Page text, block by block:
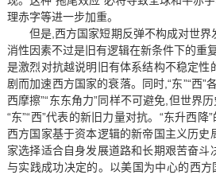
理赤字等进一步加重。
但是,西方国家短期反弹不构成对世
消性因素不过是旧有逻辑在新条件下的重
是激烈对抗越说明旧有体系结构不稳定性
剧而加速西方国家的衰落。同时,“东”“西”
西摩擦”“东东角力”同样不可避免,但世界
“东”“西”代表的新旧力量对抗。“东升西
西方国家基于资本逻辑的新帝国主义历史
家选择适合自身发展道路和长期艰苦奋斗
与实践成功决定的。以美国为中心的西